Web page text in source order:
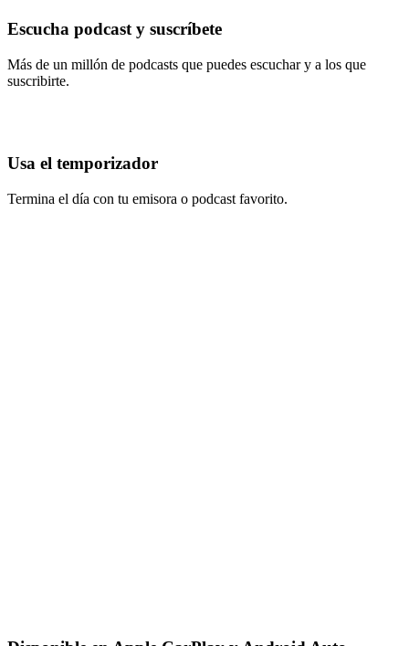
Escucha podcast y suscríbete
Más de un millón de podcasts que puedes escuchar y a los que
suscribirte.
Usa el temporizador
Termina el día con tu emisora o podcast favorito.